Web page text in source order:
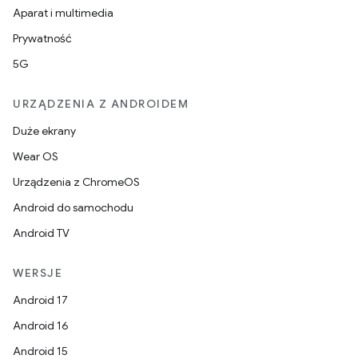
Aparat i multimedia
Prywatność
5G
URZĄDZENIA Z ANDROIDEM
Duże ekrany
Wear OS
Urządzenia z ChromeOS
Android do samochodu
Android TV
WERSJE
Android 17
Android 16
Android 15